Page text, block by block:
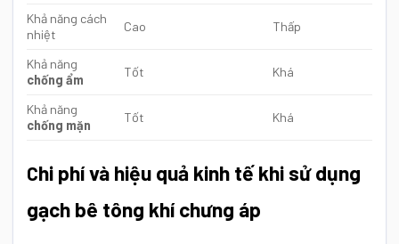
Khả năng cách
nhiệt
Cao Thấp
Khả năng
chống ẩm
Tốt Khá
Khả năng
chống mặn
Tốt Khá
Chi phí và hiệu quả kinh tế khi sử dụng
gạch bê tông khí chưng áp